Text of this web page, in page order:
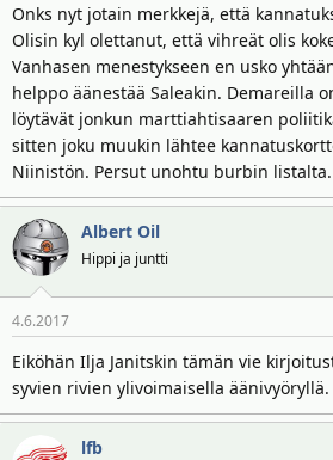
Onks nyt jotain merkkejä, että
Olisin kyl olettanut, että vihreät olis
Vanhasen menestykseen en usko
helppo äänestää Saleakin. Demareilla
löytävät jonkun marttiahtisaaren
sitten joku muukin lähtee
Niinistön. Persut unohtu burbin listalta.
Albert Oil
Hippi ja juntti
4.6.2017
Eiköhän Ilja Janitskin tämän vie
syvien rivien ylivoimaisella äänivyöryllä.
lfb